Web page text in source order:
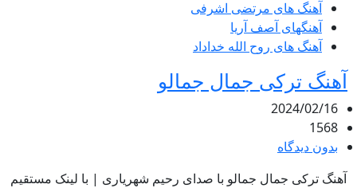
آهنگ های مرتضی اشرفی
آهنگهای آصف آریا
آهنگ های روح الله خداداد
آهنگ ترکی جمال جمالو
2024/02/16
1568
بدون دیدگاه
آهنگ ترکی جمال جمالو با صدای رحیم شهریاری | با لینک مستقیم